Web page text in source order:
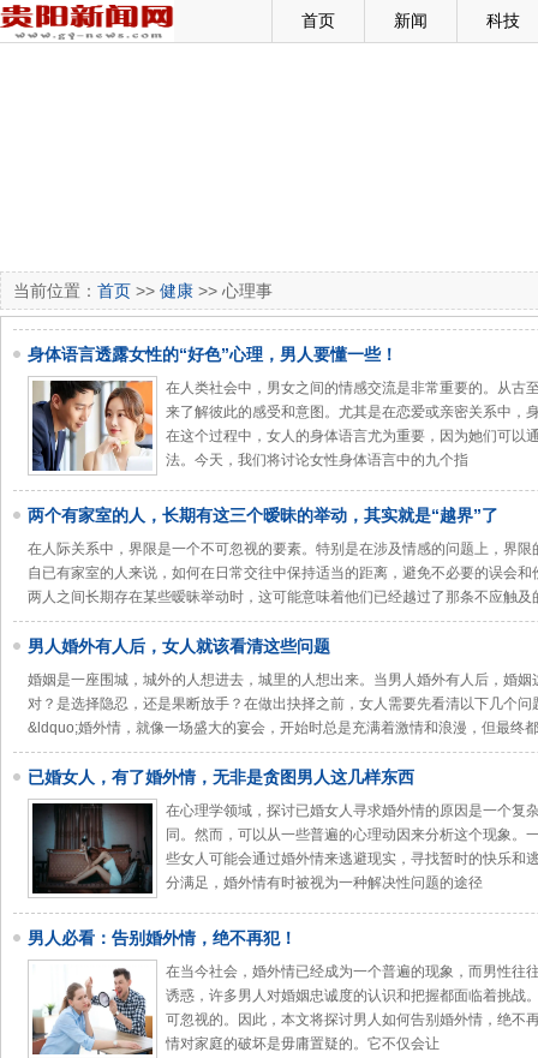
首页 新闻 科技
当前位置： 首页 >> 健康 >> 心理事
身体语言透露女性的“好色”心理，男人要懂一些！
在人类社会中，男女之间的情感交流是非常重要的。从古
来了解彼此的感受和意图。尤其是在恋爱或亲密关系中，
在这个过程中，女人的身体语言尤为重要，因为她们可以
法。今天，我们将讨论女性身体语言中的九个指
两个有家室的人，长期有这三个暧昧的举动，其实就是“越界”了
在人际关系中，界限是一个不可忽视的要素。特别是在涉及情感的问题上，界
自已有家室的人来说，如何在日常交往中保持适当的距离，避免不必要的误会
两人之间长期存在某些暧昧举动时，这可能意味着他们已经越过了那条不应触及
男人婚外有人后，女人就该看清这些问题
婚姻是一座围城，城外的人想进去，城里的人想出来。当男人婚外有人后，婚
对？是选择隐忍，还是果断放手？在做出抉择之前，女人需要先看清以下几个
&ldquo;婚外情，就像一场盛大的宴会，开始时总是充满着激情和浪漫，但最终
已婚女人，有了婚外情，无非是贪图男人这几样东西
在心理学领域，探讨已婚女人寻求婚外情的原因是一个复
同。然而，可以从一些普遍的心理动因来分析这个现象。
些女人可能会通过婚外情来逃避现实，寻找暂时的快乐和
分满足，婚外情有时被视为一种解决性问题的途径
男人必看：告别婚外情，绝不再犯！
在当今社会，婚外情已经成为一个普遍的现象，而男性往
诱惑，许多男人对婚姻忠诚度的认识和把握都面临着挑战
可忽视的。因此，本文将探讨男人如何告别婚外情，绝不
情对家庭的破坏是毋庸置疑的。它不仅会让